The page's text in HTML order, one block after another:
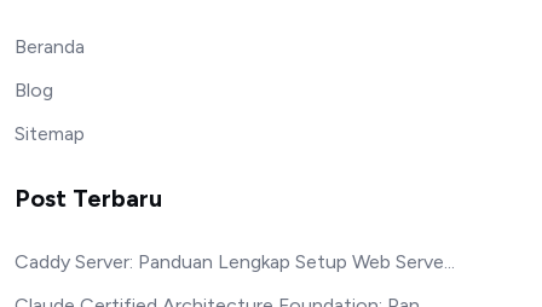
Beranda
Blog
Sitemap
Post Terbaru
Caddy Server: Panduan Lengkap Setup Web Serve...